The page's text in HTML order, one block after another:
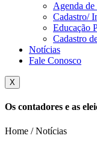
Agenda de
Cadastro/
Educação
Cadastro
Notícias
Fale Conosco
X
Os contadores e as
Home / Notícias